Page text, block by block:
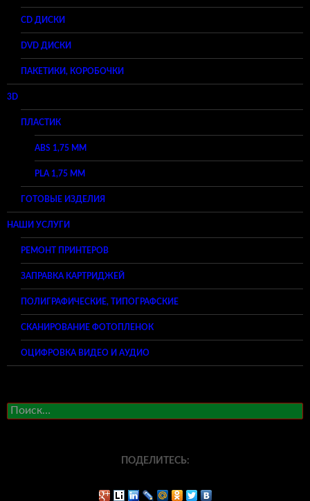
CD ДИСКИ
DVD ДИСКИ
ПАКЕТИКИ, КОРОБОЧКИ
3D
ПЛАСТИК
ABS 1,75 ММ
PLA 1,75 ММ
ГОТОВЫЕ ИЗДЕЛИЯ
НАШИ УСЛУГИ
РЕМОНТ ПРИНТЕРОВ
ЗАПРАВКА КАРТРИДЖЕЙ
ПОЛИГРАФИЧЕСКИЕ, ТИПОГРАФСКИЕ
СКАНИРОВАНИЕ ФОТОПЛЕНОК
ОЦИФРОВКА ВИДЕО И АУДИО
Найти:
ПОДЕЛИТЕСЬ: